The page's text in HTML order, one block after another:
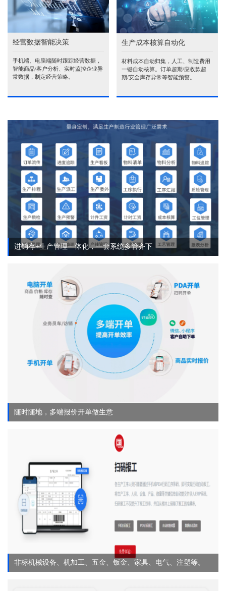
经营数据智能决策
手机端、电脑端随时跟踪经营数据，
智能商品\客户分析、实时监控企业异
常数据，制定经营策略。
生产成本核算自动化
材料成本自动归集，人工、制造费用
一键自动核算。订单超期/应收款超
期/安全库存异常等智能预警。
进销存+生产管理一体化，一套系统多管齐下
随时随地，多端报价开单做生意
非标机械设备、机加工、五金、钣金、家具、电气、注塑等。